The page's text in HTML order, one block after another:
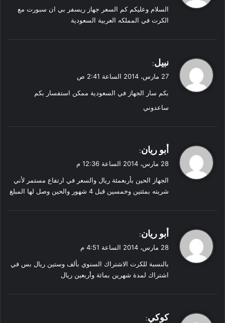
ل
السلام وعليكم كم السعر جهاز ريسفر بي ان سبورت مع
الكرت في المملكه العربية السعودية
ي
ل
نبيل:
27 مارس، 2014 الساعة 2:41 ص
بكم سار الجهاز في السعودية ممكن استفسار بكم
ساعدوني
ي
ل
أبو ريان:
28 مارس، 2014 الساعة 12:36 م
الجهاز الحين بأربعمئة ريال والسعر في ارتفاع مستمر ﻷني
شريته بمئتين وخمسين قبل 4 شهور والحين وصل لها المبلغ
ي
ل
أبو ريان:
28 مارس، 2014 الساعة 4:51 م
بالنسبة للكرت الاشتراك السنوي بألف وستين ريال بس في
اشتراك لمدة شهرين بمائة وأربعين ريال
يكوكي: